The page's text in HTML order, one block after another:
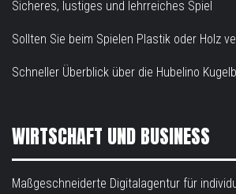
Sicheres, lustiges und lehrreiches Spiel
Sollten Sie beim Spielen Plastik oder Holz
Schneller Überblick über die Hubelino
WIRTSCHAFT UND BUSINESS
Maßgeschneiderte Digitalagentur für